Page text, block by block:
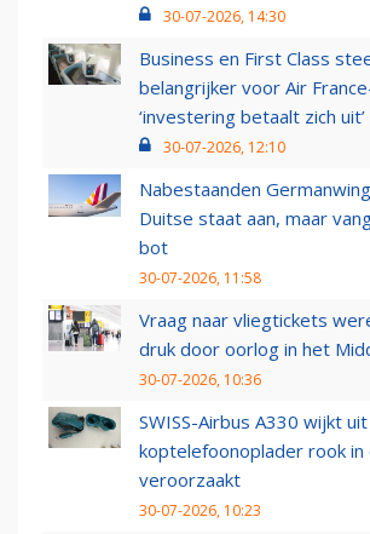
30-07-2026, 14:30
Business en First Class
belangrijker voor Air
‘investering betaalt zich uit’
30-07-2026, 12:10
Nabestaanden
Duitse staat aan, maar
bot
30-07-2026, 11:58
Vraag naar vliegtickets
druk door oorlog in het
30-07-2026, 10:36
SWISS-Airbus A330 wijkt
koptelefoonoplader rook in
veroorzaakt
30-07-2026, 10:23